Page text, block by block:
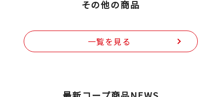
その他の商品
一覧を見る